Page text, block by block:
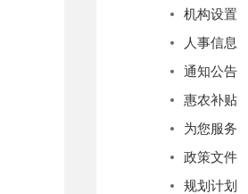
机构设置
人事信息
通知公告
惠农补贴
为您服务
政策文件
规划计划